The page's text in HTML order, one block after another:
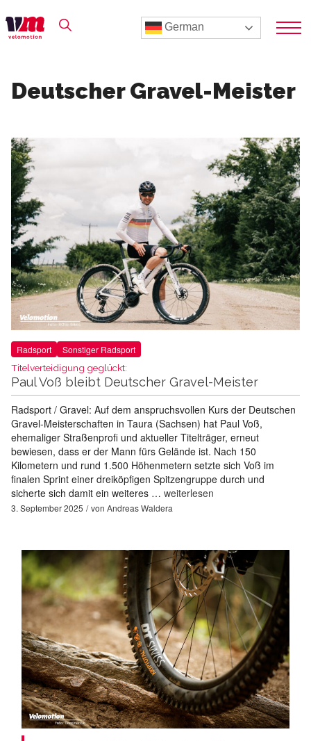
German
Deutscher Gravel-Meister
Radsport Sonstiger Radsport
Titelverteidigung geglückt:
Paul Voß bleibt Deutscher Gravel-Meister
Radsport / Gravel: Auf dem anspruchsvollen Kurs der Deutschen
Gravel-Meisterschaften in Taura (Sachsen) hat Paul Voß,
ehemaliger Straßenprofi und aktueller Titelträger, erneut
bewiesen, dass er der Mann fürs Gelände ist. Nach 150
Kilometern und rund 1.500 Höhenmetern setzte sich Voß im
finalen Sprint einer dreiköpfigen Spitzengruppe durch und
sicherte sich damit ein weiteres … weiterlesen
3. September 2025 von Andreas Waldera